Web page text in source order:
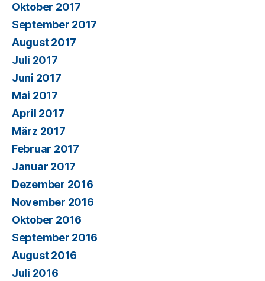
Oktober 2017
September 2017
August 2017
Juli 2017
Juni 2017
Mai 2017
April 2017
März 2017
Februar 2017
Januar 2017
Dezember 2016
November 2016
Oktober 2016
September 2016
August 2016
Juli 2016